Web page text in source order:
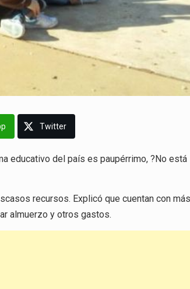
Twitter
educativo del país es paupérrimo, ?No está
recursos. Explicó que cuentan con
almuerzo y otros gastos.